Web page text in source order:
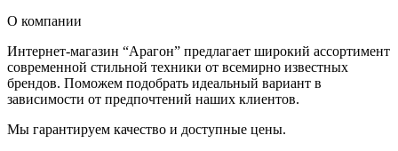
О компании
Интернет-магазин “Арагон” предлагает широкий ассортимент
современной стильной техники от всемирно известных
брендов. Поможем подобрать идеальный вариант в
зависимости от предпочтений наших клиентов.
Мы гарантируем качество и доступные цены.